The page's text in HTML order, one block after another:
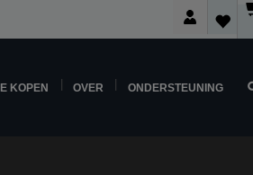
KOPEN OVER ONDERSTEUNING